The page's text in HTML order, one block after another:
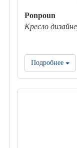
Ponpoun
Кресло
Подробнее